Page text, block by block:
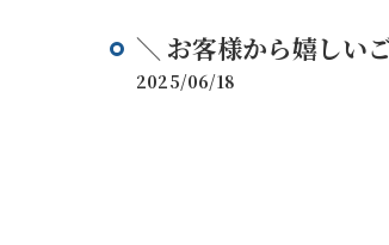
＼ お客様から嬉しい
2025/06/18